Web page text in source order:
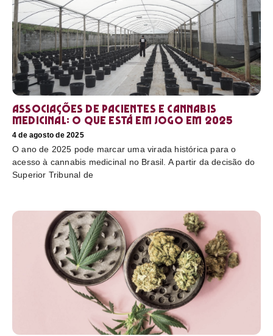
Associações de pacientes e cannabis
medicinal: o que está em jogo em 2025
4 de agosto de 2025
O ano de 2025 pode marcar uma virada histórica para o
acesso à cannabis medicinal no Brasil. A partir da decisão do
Superior Tribunal de